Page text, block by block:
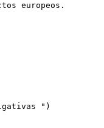
europeos.
")